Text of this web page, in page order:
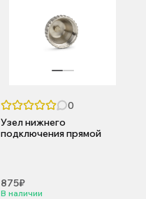
0
Узел нижнего
подключения прямой
875₽
В наличии